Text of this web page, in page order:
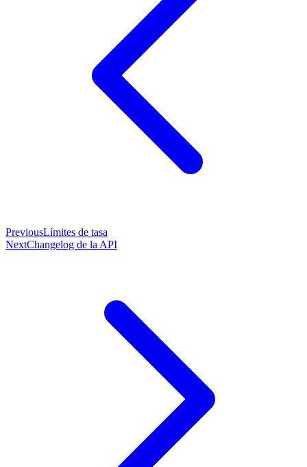
PreviousLímites de tasa
NextChangelog de la API